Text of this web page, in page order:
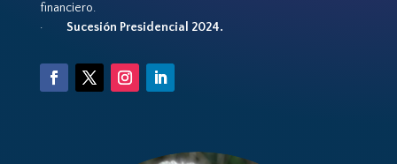
financiero.
· Sucesión Presidencial 2024.